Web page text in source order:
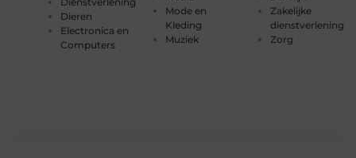
Dieren
Electronica en
Computers
Mode en
Kleding
Muziek
Zakelijke
dienstverlening
Zorg